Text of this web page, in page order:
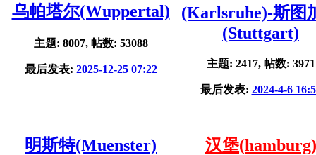
乌帕塔尔(Wuppertal)
主题: 8007, 帖数: 53088
最后发表: 2025-12-25 07:22
(Karlsruhe)-斯图
(Stuttgart)
主题: 2417, 帖数: 3971
最后发表: 2024-4-6
明斯特(Muenster) 汉堡(hamburg)